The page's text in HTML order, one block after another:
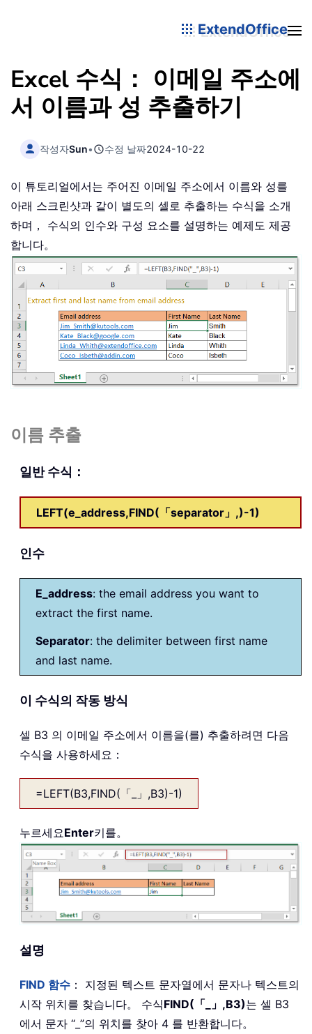
ExtendOffice
Excel 수식： 이메일 주소에
서 이름과 성 추출하기
작성자Sun• 수정 날짜2024-10-22
이 튜토리얼에서는 주어진 이메일 주소에서 이름와 성를
아래 스크린샷과 같이 별도의 셀로 추출하는 수식을 소개
하며， 수식의 인수와 구성 요소를 설명하는 예제도 제공
합니다。
이름 추출
일반 수식：
LEFT(e_address,FIND(「separator」,)-1)
인수
E_address: the email address you want to
extract the first name.
Separator: the delimiter between first name
and last name.
이 수식의 작동 방식
셀 B3 의 이메일 주소에서 이름을(를) 추출하려면 다음
수식을 사용하세요：
=LEFT(B3,FIND(「_」,B3)-1)
누르세요Enter키를。
설명
FIND 함수 ： 지정된 텍스트 문자열에서 문자나 텍스트의
시작 위치를 찾습니다。 수식FIND(「_」,B3)는 셀 B3
에서 문자 “_”의 위치를 찾아 4 를 반환합니다。